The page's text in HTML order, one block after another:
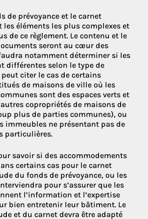
de prévoyance et le carnet
les éléments les plus complexes et
de ce règlement. Le contenu et le
seront au cœur des
notamment déterminer si les
différentes selon le type de
citer le cas de certains
de maisons de ville où les
sont des espaces verts et
copropriétés de maisons de
plus de parties communes), ou
immeubles ne présentant pas de
particulières.
savoir si des accommodements
certains cas pour le carnet
du fonds de prévoyance, ou les
pour s’assurer que les
l’information et l’expertise
bien entretenir leur bâtiment. Le
et du carnet devra être adapté